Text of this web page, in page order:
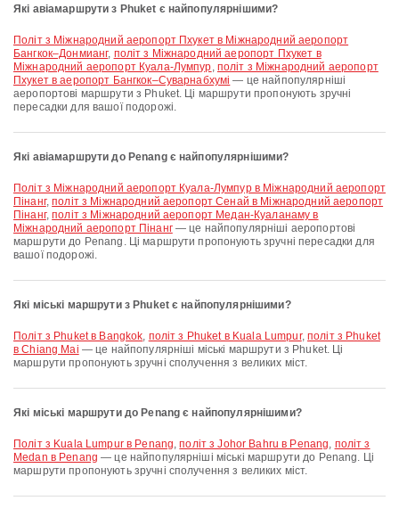
Які авіамаршрути з Phuket є найпопулярнішими?
політ з Міжнародний аеропорт Пхукет в Міжнародний аеропорт
Бангкок–Донмианг, політ з Міжнародний аеропорт Пхукет в
Міжнародний аеропорт Куала-Лумпур, політ з Міжнародний аеропорт
Пхукет в аеропорт Бангкок–Суварнабхумі — це найпопулярніші
аеропортові маршрути з Phuket. Ці маршрути пропонують зручні
пересадки для вашої подорожі.
Які авіамаршрути до Penang є найпопулярнішими?
політ з Міжнародний аеропорт Куала-Лумпур в Міжнародний аеропорт
Пінанг,політ з Міжнародний аеропорт Сенай в Міжнародний аеропорт
Пінанг,політ з Міжнародний аеропорт Медан-Куаланаму в
Міжнародний аеропорт Пінанг— це найпопулярніші аеропортові
маршрути до Penang. Ці маршрути пропонують зручні пересадки для
вашої подорожі.
Які міські маршрути з Phuket є найпопулярнішими?
політ з Phuket в Bangkok, політ з Phuket в Kuala Lumpur, політ з Phuket
в Chiang Mai — це найпопулярніші міські маршрути з Phuket. Ці
маршрути пропонують зручні сполучення з великих міст.
Які міські маршрути до Penang є найпопулярнішими?
політ з Kuala Lumpur в Penang,політ з Johor Bahru в Penang, політ з
Medan в Penang — це найпопулярніші міські маршрути до Penang. Ці
маршрути пропонують зручні сполучення з великих міст.